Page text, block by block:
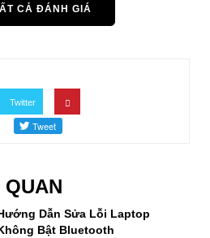
CẢ ĐÁNH GIÁ
Twitter
Dẫn Sửa Lỗi Laptop
Bật Bluetooth